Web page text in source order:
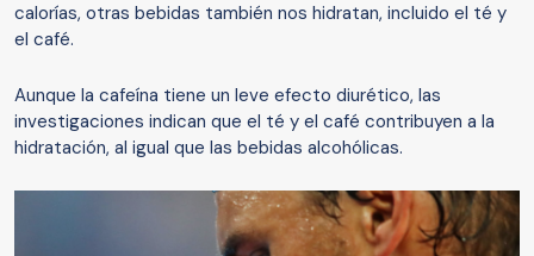
calorías, otras bebidas también nos hidratan, incluido el té y
el café.
Aunque la cafeína tiene un leve efecto diurético, las
investigaciones indican que el té y el café contribuyen a la
hidratación, al igual que las bebidas alcohólicas.